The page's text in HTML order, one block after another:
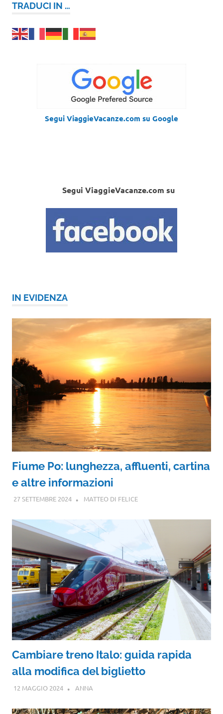
TRADUCI IN …
Segui ViaggieVacanze.com su Google
Segui ViaggieVacanze.com su
IN EVIDENZA
Fiume Po: lunghezza, affluenti, cartina
e altre informazioni
27 SETTEMBRE 2024 MATTEO DI FELICE
Cambiare treno Italo: guida rapida
alla modifica del biglietto
12 MAGGIO 2024 ANNA